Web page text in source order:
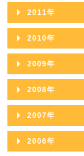
2021年01月
2020年02月
2020年01月
2019年03月
2019年02月
2019年01月
2018年03月
2018年02月
2018年01月
2017年06月
2017年05月
2017年03月
2017年02月
2017年01月
2016年07月
2016年06月
2016年05月
2016年03月
2016年02月
2016年01月
2015年08月
2015年07月
2015年06月
2015年05月
2015年03月
2015年02月
2014年09月
2014年08月
2014年07月
2014年06月
2014年05月
2014年03月
2013年11月
2013年10月
2013年09月
2013年08月
2013年07月
2013年06月
2013年05月
2012年12月
2012年11月
2012年10月
2012年09月
2012年08月
2012年07月
2012年06月
2012年05月
2011年
2011年12月
2011年11月
2011年10月
2011年09月
2011年08月
2011年07月
2010年
2010年12月
2010年11月
2010年10月
2010年09月
2010年08月
2009年
2009年12月
2009年11月
2009年10月
2009年09月
2008年
2008年12月
2008年11月
2008年10月
2007年
2007年12月
2006年